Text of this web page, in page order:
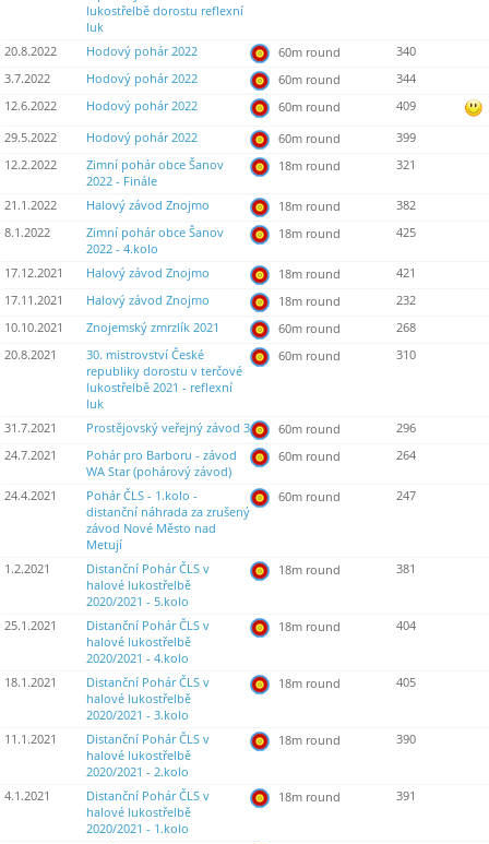
lukostřelbě dorostu reflexní
luk
20.8.2022
Hodový pohár 2022 60m round
340
3.7.2022
Hodový pohár 2022 60m round
344
12.6.2022
Hodový pohár 2022 60m round 409
29.5.2022 Hodový pohár 2022 60m round
399
12.2.2022
Zimní pohár obce Šanov
2022 - Finále
18m round 321
21.1.2022 Halový závod Znojmo 18m round
382
8.1.2022
Zimní pohár obce Šanov
2022 - 4.kolo
18m round 425
17.12.2021 Halový závod Znojmo 18m round
421
17.11.2021
Halový závod Znojmo 18m round
232
10.10.2021
Znojemský zmrzlík 2021 60m round
268
20.8.2021
30. mistrovství České
republiky dorostu v terčové
lukostřelbě 2021 - reflexní
luk
60m round 310
31.7.2021 Prostějovský veřejný závod 3 60m round
296
24.7.2021
Pohár pro Barboru - závod
WA Star (pohárový závod)
60m round 264
24.4.2021
Pohár ČLS - 1.kolo -
distanční náhrada za zrušený
závod Nové Město nad
Metují
60m round 247
1.2.2021
Distanční Pohár ČLS v
halové lukostřelbě
2020/2021 - 5.kolo
18m round 381
25.1.2021
Distanční Pohár ČLS v
halové lukostřelbě
2020/2021 - 4.kolo
18m round 404
18.1.2021
Distanční Pohár ČLS v
halové lukostřelbě
2020/2021 - 3.kolo
18m round 405
11.1.2021
Distanční Pohár ČLS v
halové lukostřelbě
2020/2021 - 2.kolo
18m round 390
4.1.2021
Distanční Pohár ČLS v
halové lukostřelbě
2020/2021 - 1.kolo
18m round 391